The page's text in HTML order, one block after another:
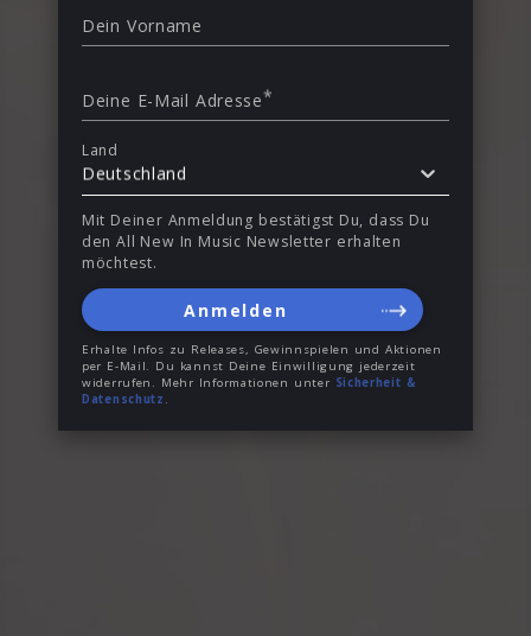
Dein Vorname
Deine E-Mail Adresse*
Land
Deutschland
Mit Deiner Anmeldung bestätigst Du, dass Du
den All New In Music Newsletter erhalten
möchtest.
Anmelden
Erhalte Infos zu Releases, Gewinnspielen und Aktionen
per E-Mail. Du kannst Deine Einwilligung jederzeit
widerrufen. Mehr Informationen unter Sicherheit &
Datenschutz